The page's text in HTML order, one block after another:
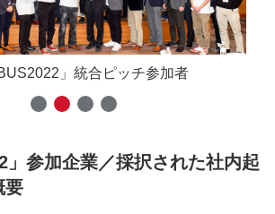
」統合ピッチ参加者
」参加企業／採択された社内起
要